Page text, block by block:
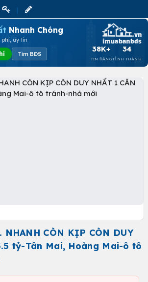
Nhanh Chóng
phí, uy tín
Tìm BĐS
38K+
TIN ĐĂNG
34
TỈNH THÀNH
NHANH CÒN KỊP CÒN DUY
tỷ-Tân Mai, Hoàng Mai-ô tô